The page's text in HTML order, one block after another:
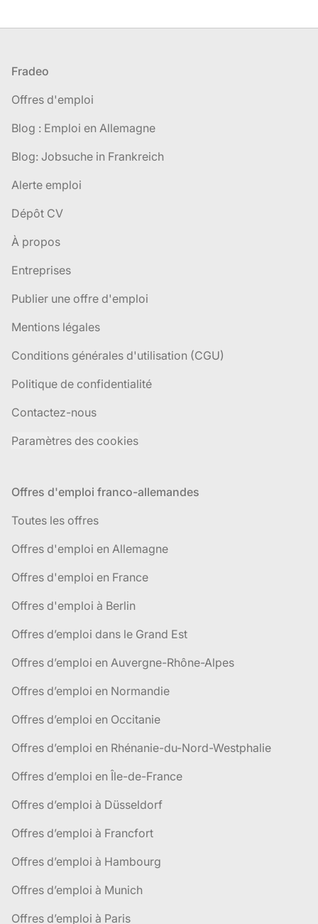
Pied de page
Fradeo
Offres d'emploi
Blog : Emploi en Allemagne
Blog: Jobsuche in Frankreich
Alerte emploi
Dépôt CV
À propos
Entreprises
Publier une offre d'emploi
Mentions légales
Conditions générales d'utilisation (CGU)
Politique de confidentialité
Contactez-nous
Paramètres des cookies
Offres d'emploi franco-allemandes
Toutes les offres
Offres d'emploi en Allemagne
Offres d'emploi en France
Offres d'emploi à Berlin
Offres d’emploi dans le Grand Est
Offres d’emploi en Auvergne-Rhône-Alpes
Offres d’emploi en Normandie
Offres d’emploi en Occitanie
Offres d’emploi en Rhénanie-du-Nord-Westphalie
Offres d’emploi en Île-de-France
Offres d’emploi à Düsseldorf
Offres d’emploi à Francfort
Offres d’emploi à Hambourg
Offres d’emploi à Munich
Offres d’emploi à Paris